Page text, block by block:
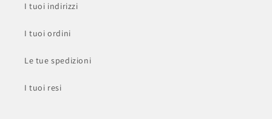
I tuoi indirizzi
I tuoi ordini
Le tue spedizioni
I tuoi resi